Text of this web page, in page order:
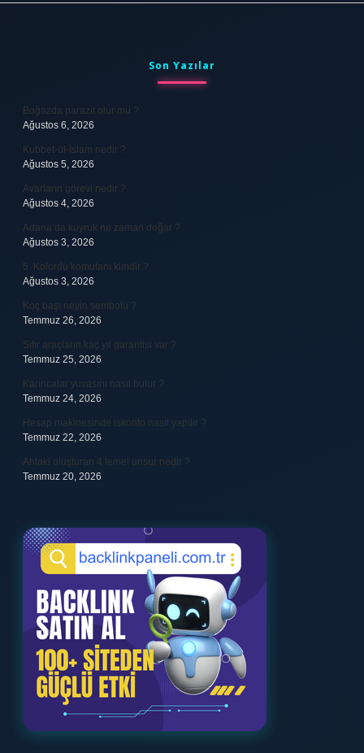
Son Yazılar
Boğazda parazit olur mu ?
Ağustos 6, 2026
Kubbet-ül-İslam nedir ?
Ağustos 5, 2026
Avarların görevi nedir ?
Ağustos 4, 2026
Adana’da kuyruk ne zaman doğar ?
Ağustos 3, 2026
5. Kolordu komutanı kimdir ?
Ağustos 3, 2026
Koç başı neyin sembolü ?
Temmuz 26, 2026
Sıfır araçların kaç yıl garantisi var ?
Temmuz 25, 2026
Karıncalar yuvasını nasıl bulur ?
Temmuz 24, 2026
Hesap makinesinde iskonto nasıl yapılır ?
Temmuz 22, 2026
Ahlaki oluşturan 4 temel unsur nedir ?
Temmuz 20, 2026